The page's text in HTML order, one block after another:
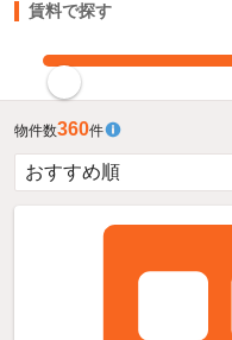
賃料で探す
物件数360件